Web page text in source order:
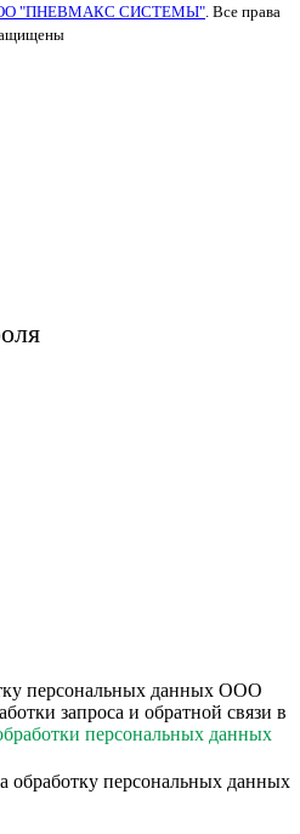
"ПНЕВМАКС СИСТЕМЫ" . Все права
персональных данных ООО
запроса и обратной связи в
персональных данных
обработку персональных данных